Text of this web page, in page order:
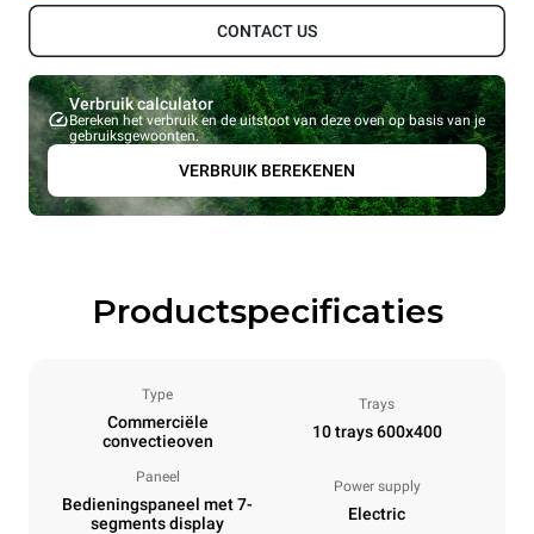
CONTACT US
Verbruik calculator
Bereken het verbruik en de uitstoot van deze oven op basis van je
gebruiksgewoonten.
VERBRUIK BEREKENEN
Productspecificaties
Type
Commerciële
convectieoven
Trays
10 trays 600x400
Paneel
Bedieningspaneel met 7-
segments display
Power supply
Electric